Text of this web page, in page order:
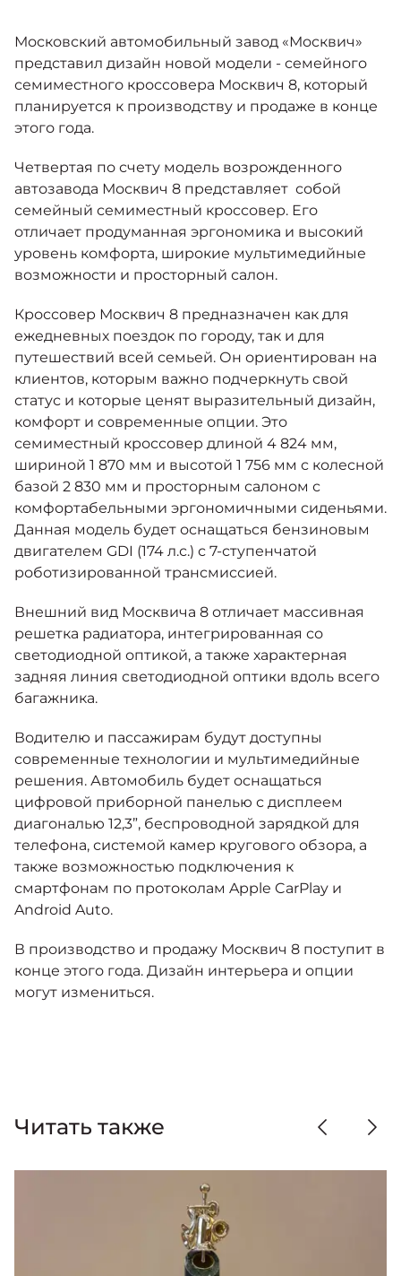
от 2 237 000 ₽*
Кроссовер, создающий равные
возможности
от 2 069 000 ₽*
Москвич 8
Практичный семиместный
от 3 125 000 ₽*
Кредитные программы
Спецпредложения
Калькулятор трейд-ин
Страховые программы
Моторное масло
СЕРВИСНЫЕ АКЦИИ
АКСЕССУАРЫ
КОНТАКТЫ
Московский автомобильный завод «Москвич»
представил дизайн новой модели - семейного
семиместного кроссовера Москвич 8, который
планируется к производству и продаже в конце
этого года.
Четвертая по счету модель возрожденного
автозавода Москвич 8 представляет собой
семейный семиместный кроссовер. Его
отличает продуманная эргономика и высокий
уровень комфорта, широкие мультимедийные
возможности и просторный салон.
Кроссовер Москвич 8 предназначен как для
ежедневных поездок по городу, так и для
путешествий всей семьей. Он ориентирован на
клиентов, которым важно подчеркнуть свой
статус и которые ценят выразительный дизайн,
комфорт и современные опции. Это
семиместный кроссовер длиной 4 824 мм,
шириной 1 870 мм и высотой 1 756 мм с колесной
базой 2 830 мм и просторным салоном с
комфортабельными эргономичными сиденьями.
Данная модель будет оснащаться бензиновым
двигателем GDI (174 л.с.) с 7-ступенчатой
роботизированной трансмиссией.
Внешний вид Москвича 8 отличает массивная
решетка радиатора, интегрированная со
светодиодной оптикой, а также характерная
задняя линия светодиодной оптики вдоль всего
багажника.
Водителю и пассажирам будут доступны
современные технологии и мультимедийные
решения. Автомобиль будет оснащаться
цифровой приборной панелью с дисплеем
диагональю 12,3”, беспроводной зарядкой для
телефона, системой камер кругового обзора, а
также возможностью подключения к
смартфонам по протоколам Apple CarPlay и
Android Auto.
В производство и продажу Москвич 8 поступит в
конце этого года. Дизайн интерьера и опции
могут измениться.
Читать также